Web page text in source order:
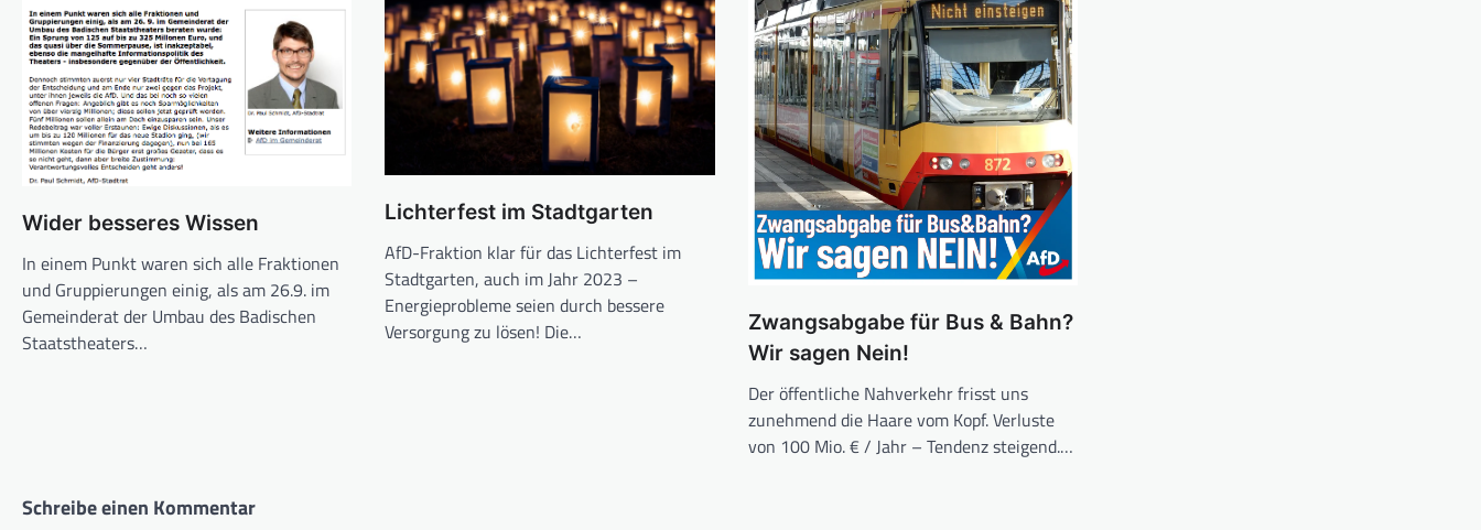
Wider besseres Wissen
In einem Punkt waren sich alle Fraktionen
und Gruppierungen einig, als am 26.9. im
Gemeinderat der Umbau des Badischen
Staatstheaters…
Lichterfest im Stadtgarten
AfD-Fraktion klar für das Lichterfest im
Stadtgarten, auch im Jahr 2023 –
Energieprobleme seien durch bessere
Versorgung zu lösen! Die…
Zwangsabgabe für Bus & Bahn?
Wir sagen Nein!
Der öffentliche Nahverkehr frisst uns
zunehmend die Haare vom Kopf. Verluste
von 100 Mio. € / Jahr – Tendenz steigend.…
Schreibe einen Kommentar